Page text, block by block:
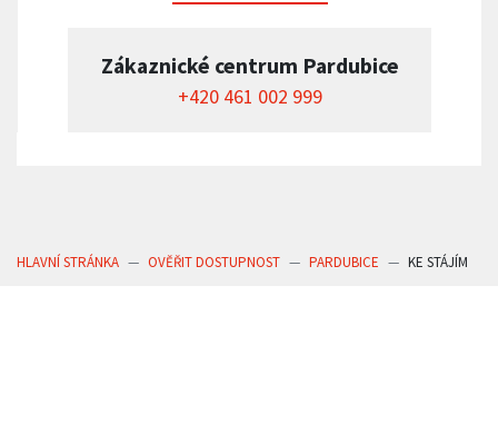
Zákaznické centrum Pardubice
+420 461 002 999
HLAVNÍ STRÁNKA OVĚŘIT DOSTUPNOST PARDUBICE KE STÁJÍM